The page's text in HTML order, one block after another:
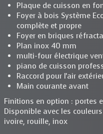
Plaque de cuisson en
Foyer à bois Système
complète et propre
Foyer en briques
Plan inox 40 mm
multi-four électrique
piano de cuisson
Raccord pour l'air
Main courante avant
Finitions en option : portes
Disponible avec les
ivoire, rouille, inox